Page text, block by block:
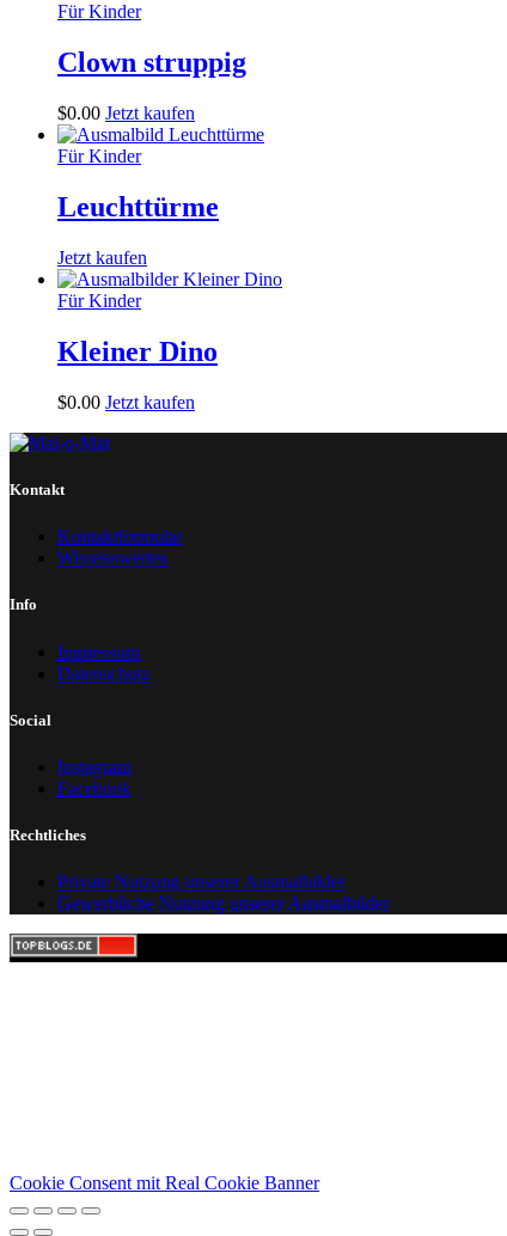
Für Kinder
Clown struppig
$0.00 Jetzt kaufen
Für Kinder
Leuchttürme
Jetzt kaufen
Für Kinder
Kleiner Dino
$0.00 Jetzt kaufen
Kontakt
Kontaktformular
Wissenswertes
Info
Impressum
Datenschutz
Social
Instagram
Facebook
Rechtliches
Private Nutzung unserer Ausmalbilder
Gewerbliche Nutzung unserer Ausmalbilder
Cookie Consent mit Real Cookie Banner